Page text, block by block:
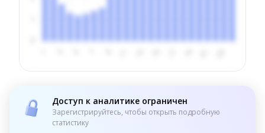
Доступ к аналитике ограничен
Зарегистрируйтесь, чтобы открыть подробную
статистику